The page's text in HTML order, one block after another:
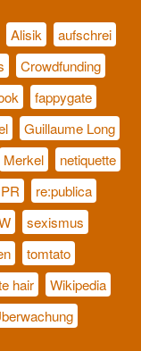
Alisik
aufschrei
Crowdfunding
fappygate
Guillaume Long
Merkel
netiquette
PR
re:publica
sexismus
tomtato
hair
Wikipedia